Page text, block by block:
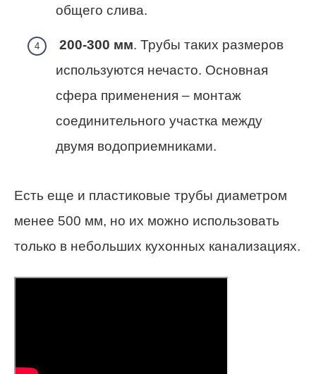
общего слива.
200-300 мм. Трубы таких размеров
используются нечасто. Основная
сфера применения – монтаж
соединительного участка между
двумя водоприемниками.
Есть еще и пластиковые трубы диаметром
менее 500 мм, но их можно использовать
только в небольших кухонных канализациях.